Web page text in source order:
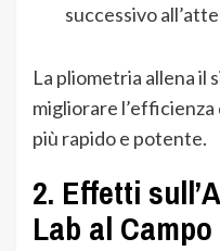
successivo
La pliometria allena il
migliorare
più rapido e potente.
2. Effetti
Lab al Campo